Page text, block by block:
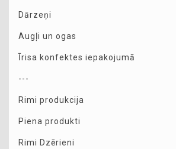
Dārzeņi
Augļi un ogas
Īrisa konfektes iepakojumā
---
Rimi produkcija
Piena produkti
Rimi Dzērieni